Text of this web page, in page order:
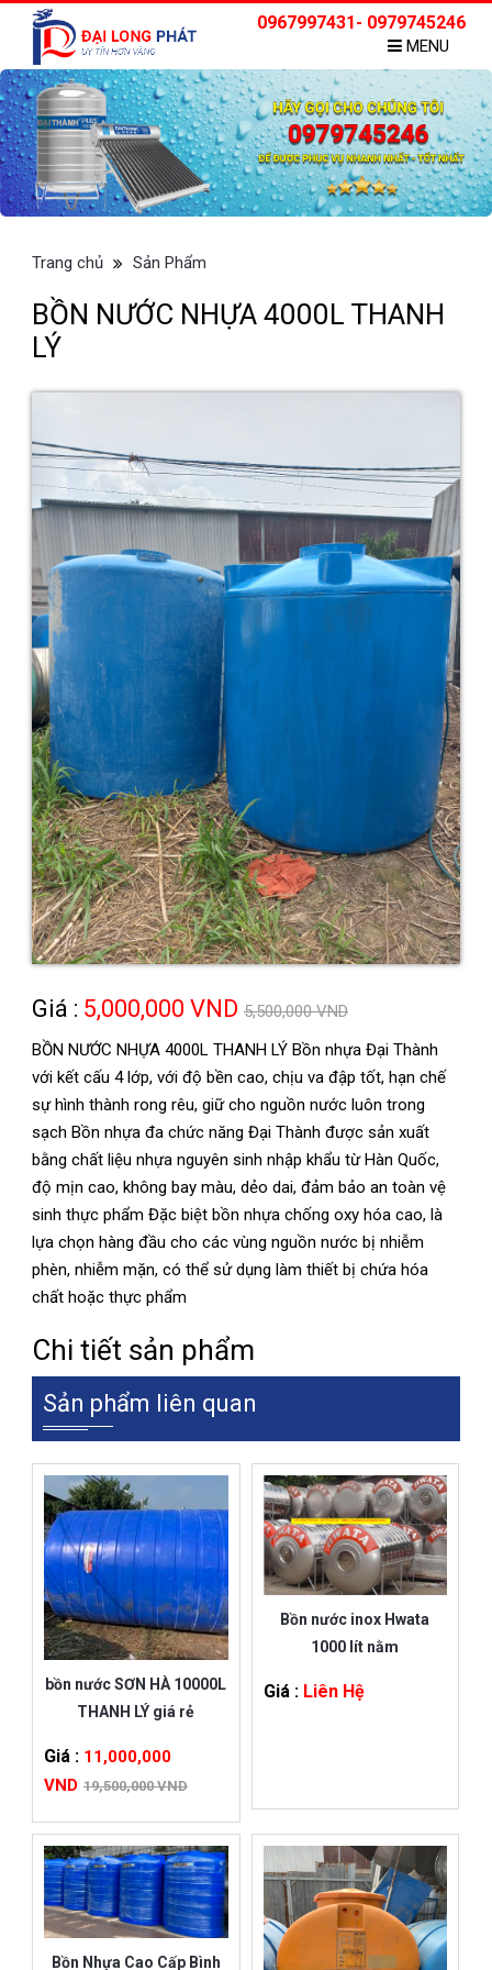
0967997431- 0979745246
MENU
Trang chủ Sản Phẩm
BỒN NƯỚC NHỰA 4000L THANH
LÝ
Giá : 5,000,000 VND 5,500,000 VND
BỒN NƯỚC NHỰA 4000L THANH LÝ Bồn nhựa Đại Thành
với kết cấu 4 lớp, với độ bền cao, chịu va đập tốt, hạn chế
sự hình thành rong rêu, giữ cho nguồn nước luôn trong
sạch Bồn nhựa đa chức năng Đại Thành được sản xuất
bằng chất liệu nhựa nguyên sinh nhập khẩu từ Hàn Quốc,
độ mịn cao, không bay màu, dẻo dai, đảm bảo an toàn vệ
sinh thực phẩm Đặc biệt bồn nhựa chống oxy hóa cao, là
lựa chọn hàng đầu cho các vùng nguồn nước bị nhiễm
phèn, nhiễm mặn, có thể sử dụng làm thiết bị chứa hóa
chất hoặc thực phẩm
Chi tiết sản phẩm
Sản phẩm liên quan
bồn nước SƠN HÀ 10000L
THANH LÝ giá rẻ
Giá : 11,000,000
VND 19,500,000 VND
Bồn nước inox Hwata
1000 lít nằm
Giá :Liên Hệ
Bồn Nhựa Cao Cấp Bình